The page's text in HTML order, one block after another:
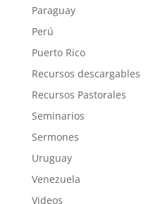
Paraguay
Perú
Puerto Rico
Recursos descargables
Recursos Pastorales
Seminarios
Sermones
Uruguay
Venezuela
Videos